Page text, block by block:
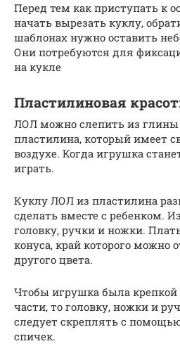
Перед тем как приступать к
начать вырезать куклу,
шаблонах нужно оставить
Они потребуются для
на кукле
Пластилиновая
ЛОЛ можно слепить из глины
пластилина, который имеет
воздухе. Когда игрушка
играть.
Куклу ЛОЛ из пластилина
сделать вместе с ребенком.
головку, ручки и ножки.
конуса, край которого можно
другого цвета.
Чтобы игрушка была крепкой
части, то головку, ножки и
следует скреплять с
спичек.